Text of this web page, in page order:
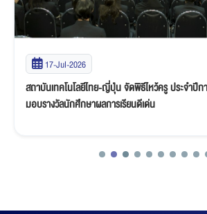
17-Jul-2026
สถาบันเทคโนโลยีไทย-ญี่ปุ่น จัดพิธีไหว้ครู ประจำปี
มอบรางวัลนักศึกษาผลการเรียนดีเด่น